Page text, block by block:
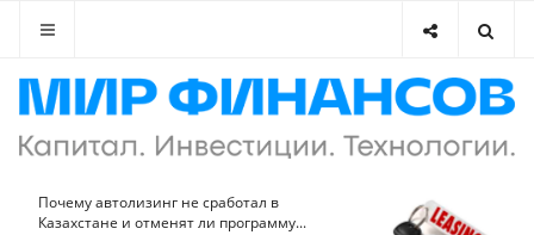
Почему автолизинг не сработал в
Казахстане и отменят ли программу...